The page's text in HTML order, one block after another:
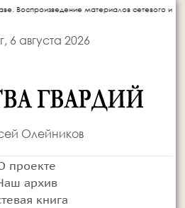
сетевого издания запрещается без
6 августа 2026
Олейников
проекте
архив
книга